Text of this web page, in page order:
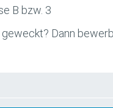
B bzw. 3
Dann